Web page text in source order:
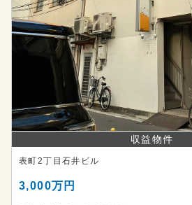
収益物件
表町2丁目石井ビル
3,000万円